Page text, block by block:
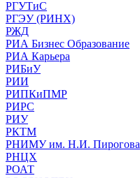
РГУТиС
РГЭУ (РИНХ)
РЖД
РИА Бизнес Образование
РИА Карьера
РИБиУ
РИИ
РИПКиПМР
РИРС
РИУ
РКТМ
РНИМУ им. Н.И. Пирогова
РНЦХ
РОАТ